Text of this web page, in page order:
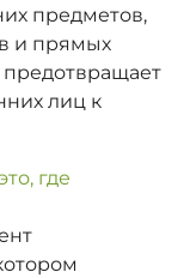
предметов,
и прямых
лиц к
где